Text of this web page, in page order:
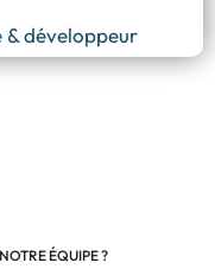
& développeur
ÉQUIPE ?